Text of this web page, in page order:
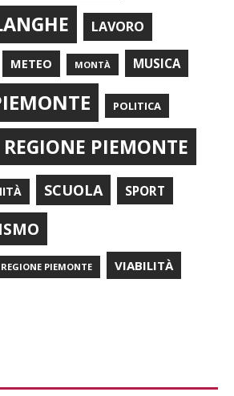
LAVORO
METEO MONTÀ MUSICA
POLITICA
REGIONE PIEMONTE
SCUOLA SPORT
PIEMONTE VIABILITÀ